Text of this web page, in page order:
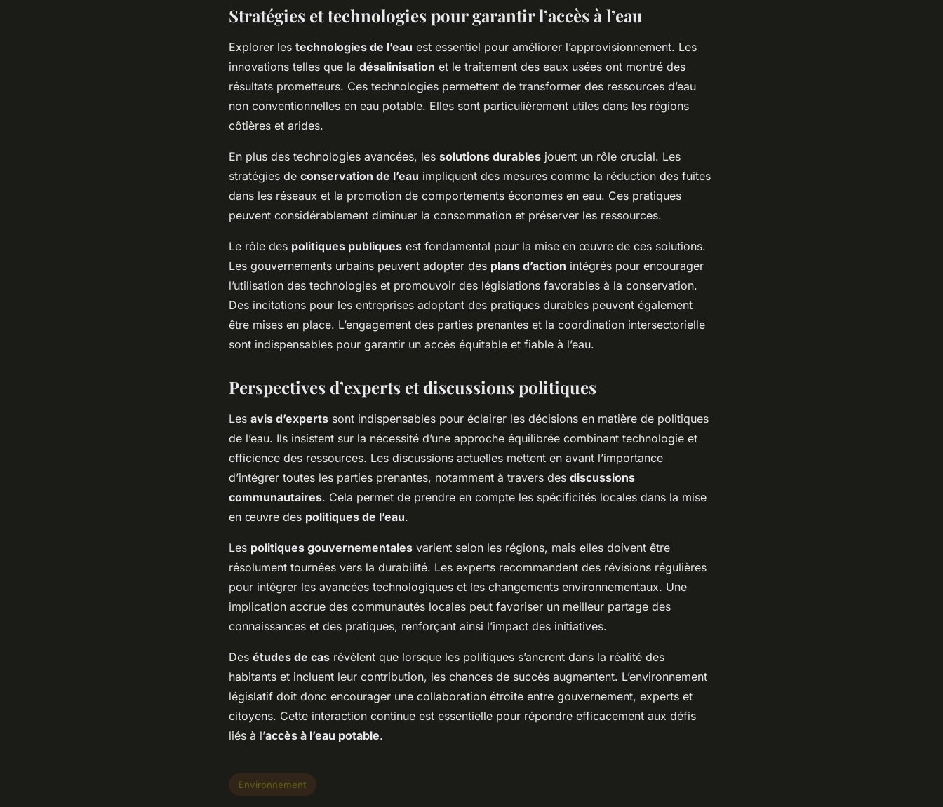
Stratégies et technologies pour garantir l’accès à l’eau
Explorer les technologies de l’eau est essentiel pour améliorer l’approvisionnement. Les
innovations telles que la désalinisation et le traitement des eaux usées ont montré des
résultats prometteurs. Ces technologies permettent de transformer des ressources d’eau
non conventionnelles en eau potable. Elles sont particulièrement utiles dans les régions
côtières et arides.
En plus des technologies avancées, les solutions durables jouent un rôle crucial. Les
stratégies de conservation de l’eau impliquent des mesures comme la réduction des fuites
dans les réseaux et la promotion de comportements économes en eau. Ces pratiques
peuvent considérablement diminuer la consommation et préserver les ressources.
Le rôle des politiques publiques est fondamental pour la mise en œuvre de ces solutions.
Les gouvernements urbains peuvent adopter des plans d’action intégrés pour encourager
l’utilisation des technologies et promouvoir des législations favorables à la conservation.
Des incitations pour les entreprises adoptant des pratiques durables peuvent également
être mises en place. L’engagement des parties prenantes et la coordination intersectorielle
sont indispensables pour garantir un accès équitable et fiable à l’eau.
Perspectives d’experts et discussions politiques
Les avis d’experts sont indispensables pour éclairer les décisions en matière de politiques
de l’eau. Ils insistent sur la nécessité d’une approche équilibrée combinant technologie et
efficience des ressources. Les discussions actuelles mettent en avant l’importance
d’intégrer toutes les parties prenantes, notamment à travers des discussions
communautaires. Cela permet de prendre en compte les spécificités locales dans la mise
en œuvre des politiques de l’eau.
Les politiques gouvernementales varient selon les régions, mais elles doivent être
résolument tournées vers la durabilité. Les experts recommandent des révisions régulières
pour intégrer les avancées technologiques et les changements environnementaux. Une
implication accrue des communautés locales peut favoriser un meilleur partage des
connaissances et des pratiques, renforçant ainsi l’impact des initiatives.
Des études de cas révèlent que lorsque les politiques s’ancrent dans la réalité des
habitants et incluent leur contribution, les chances de succès augmentent. L’environnement
législatif doit donc encourager une collaboration étroite entre gouvernement, experts et
citoyens. Cette interaction continue est essentielle pour répondre efficacement aux défis
liés à l’accès à l’eau potable.
Environnement